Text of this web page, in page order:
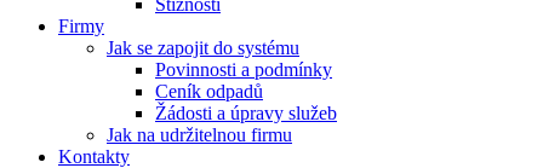
Stížnosti
Firmy
Jak se zapojit do systému
Povinnosti a podmínky
Ceník odpadů
Žádosti a úpravy služeb
Jak na udržitelnou firmu
Kontakty